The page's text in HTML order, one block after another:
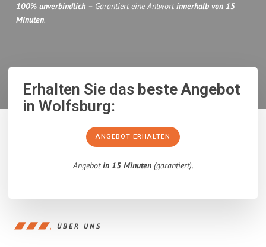
100% unverbindlich – Garantiert eine Antwortinnerhalb von 15
Minuten.
Erhalten Sie dasbeste Angebot
in Wolfsburg:
ANGEBOT ERHALTEN
Angebotin 15 Minuten(garantiert).
ÜBER UNS